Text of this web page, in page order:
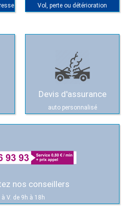
Vol, perte ou détérioration
Devis d'assurance
auto personnalisé
nos conseillers
à V. de 9h à 18h